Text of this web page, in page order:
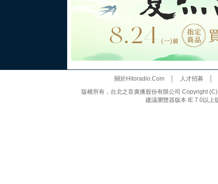
關於Hitoradio.Com│ 人才招募
版權所有，台北之音廣播股份有限公司 Copyright
建議瀏覽器版本 IE 7.0以上